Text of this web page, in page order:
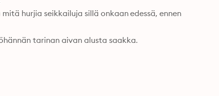
hurjia seikkailuja sillä onkaan edessä, ennen
tarinan aivan alusta saakka.